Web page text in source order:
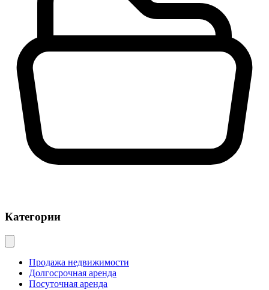
Категории
Продажа недвижимости
Долгосрочная аренда
Посуточная аренда